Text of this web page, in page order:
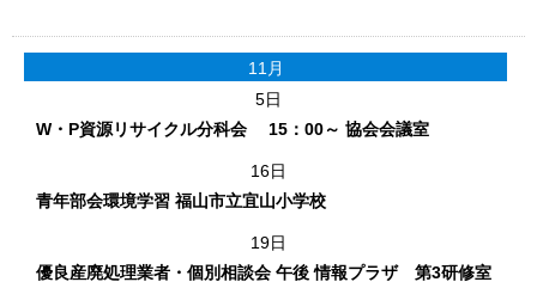
11月
5日
W・P資源リサイクル分科会 15：00～ 協会会議室
16日
青年部会環境学習 福山市立宜山小学校
19日
優良産廃処理業者・個別相談会 午後 情報プラザ 第3研修室